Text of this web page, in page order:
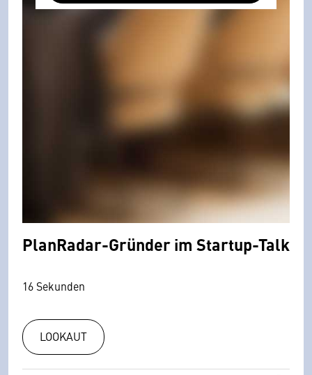
PlanRadar-Gründer im Startup-Talk
16 Sekunden
LOOKAUT